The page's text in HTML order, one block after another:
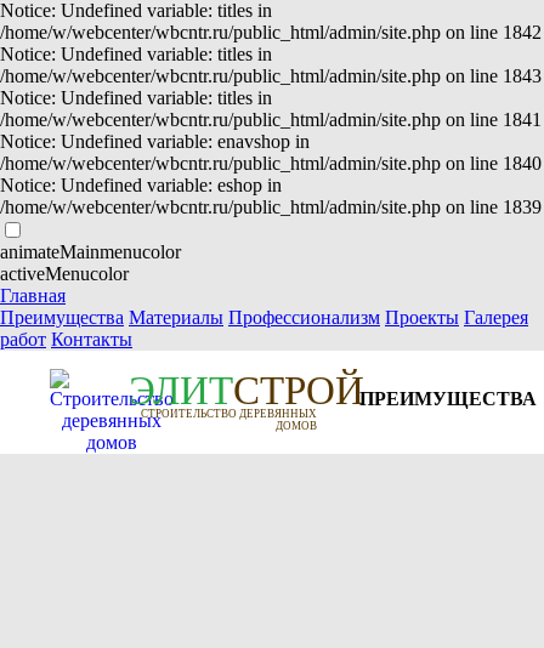
Notice: Undefined variable: titles in
/home/w/webcenter/wbcntr.ru/public_html/admin/site.php on line 1842
Notice: Undefined variable: titles in
/home/w/webcenter/wbcntr.ru/public_html/admin/site.php on line 1843
Notice: Undefined variable: titles in
/home/w/webcenter/wbcntr.ru/public_html/admin/site.php on line 1841
Notice: Undefined variable: enavshop in
/home/w/webcenter/wbcntr.ru/public_html/admin/site.php on line 1840
Notice: Undefined variable: eshop in
/home/w/webcenter/wbcntr.ru/public_html/admin/site.php on line 1839
animateMainmenucolor
activeMenucolor
Главная
Преимущества Материалы Профессионализм Проекты Галерея
работ Контакты
ЭЛИТСТРОЙ
СТРОИТЕЛЬСТВО ДЕРЕВЯННЫХ
ДОМОВ
ПРЕИМУЩЕСТВА